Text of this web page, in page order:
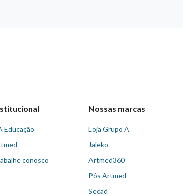
Educação
conosco
Nossas marcas
Loja Grupo A
Jaleko
Artmed360
Pós Artmed
Secad